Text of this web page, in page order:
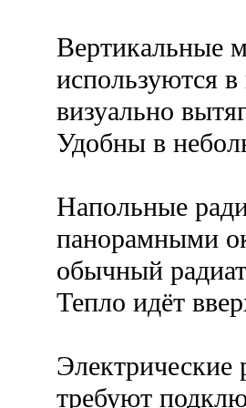
Вертикальные
используются
визуально
Удобны в
Напольные
панорамными
обычный
Тепло идёт
Электрические
требуют